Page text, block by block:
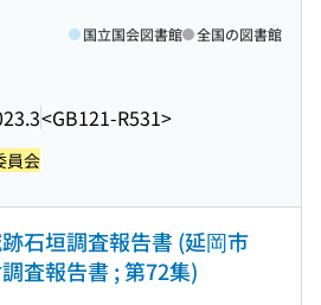
<GB121-R531>
国立国会図書館 全国の図書館
員会
石垣調査報告書 (延岡市
査報告書 ; 第72集)